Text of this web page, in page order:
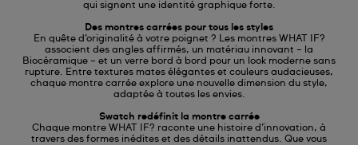
qui signent une identité graphique forte.
Des montres carrées pour tous les styles
En quête d’originalité à votre poignet ? Les montres WHAT IF?
associent des angles affirmés, un matériau innovant – la
Biocéramique – et un verre bord à bord pour un look moderne sans
rupture. Entre textures mates élégantes et couleurs audacieuses,
chaque montre carrée explore une nouvelle dimension du style,
adaptée à toutes les envies.
Swatch redéfinit la montre carrée
Chaque montre WHAT IF? raconte une histoire d’innovation, à
travers des formes inédites et des détails inattendus. Que vous